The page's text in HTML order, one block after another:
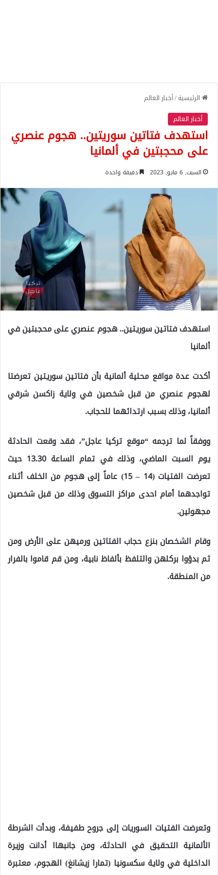
الرئيسية/أخبار العالم
أخبار العالم
استهدف فتاتين سوريتين.. هجوم عنصري
على محجبتين في ألمانيا
السبت, 6 مايو, 2023 دقيقة واحدة
استهدف فتاتين سوريتين.. هجوم عنصري على محجبتين في
ألمانيا
أكدت عدة مواقع محلية ألمانية بأن فتاتين سوريتين تعرضتا
لهجوم عنصري من قبل شخصين في ولاية زاكسن شرقي
ألمانيا، وذلك بسبب ارتدائهما للحجاب.
ووفقاً لما ترجمه “موقع تركيا عاجل”، فقد وقعت الحادثة
يوم السبت الماضي، وذلك في تمام الساعة 13.30 حيث
تعرضت الفتيات (14 – 15) عاماً إلى هجوم من الخلف أثناء
تواجدهما أمام احدى مراكز التسوق وذلك من قبل شخصين
مجهولين.
وقام الشخصان بنزع حجاب الفتاتين ورميهن على الأرض ومن
ثم بدؤوا بركلهن والتلفظ بألفاظ نابية، ومن قم قاموا بالفرار
من المنطقة.
وتعرضت الفتيات السوريات إلى جروح طفيفة، وبدأت الشرطة
الألمانية التحقيق في الحادثة، ومن جانبهاا أدانت وزيرة
الداخلية في ولاية سكسونيا (تمارا زيشانغ) الهجوم، معتبرة